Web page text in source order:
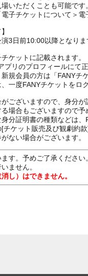
いただくことも可能です。
子チケットについて＞電
3日前10:00以降となり
ケットに記載されます。
プリのプロフィールにて
規会員の方は「FANYチ
一度FANYチケットを
ございますので、身分が
場合もございますので予
分証明書の種類などは
ケット販売及び観劇約款]
ない場合がございます。
す。予めご了承ください。
ません。
し）はできません。